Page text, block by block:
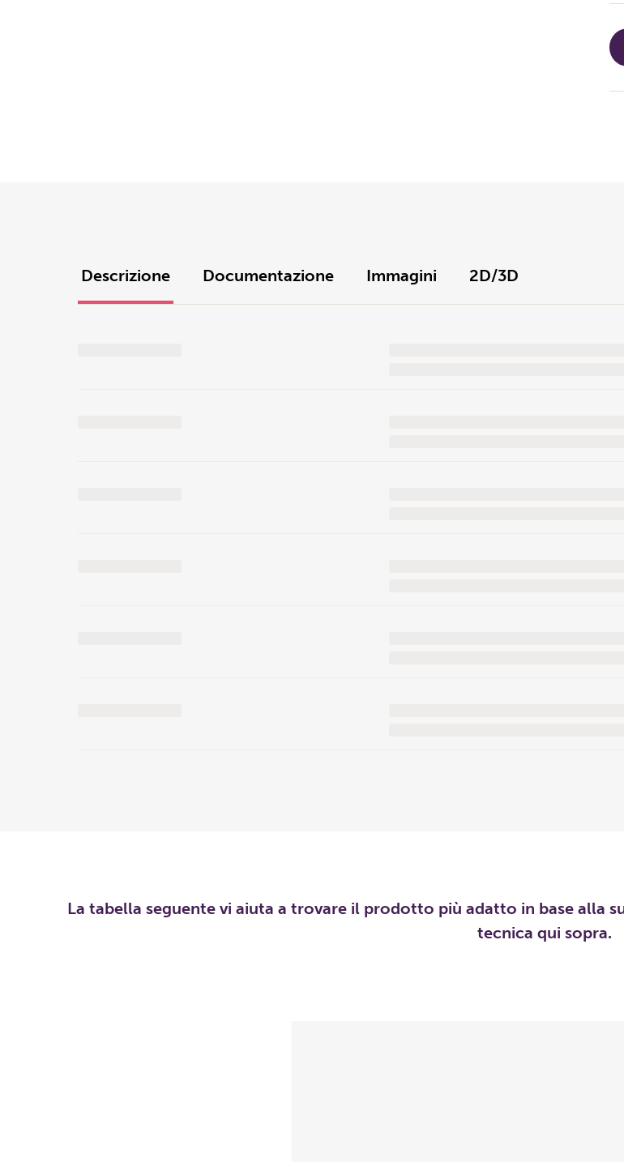
Descrizione Documentazione Immagini 2D/3D
La tabella seguente vi aiuta a trovare il prodotto più adatto in base alla
tecnica qui sopra.